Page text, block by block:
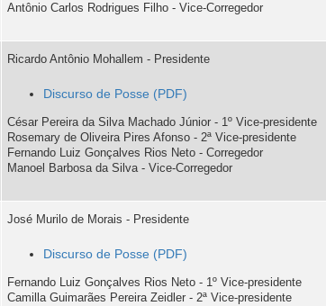
Antônio Carlos Rodrigues Filho - Vice-Corregedor
Ricardo Antônio Mohallem - Presidente
Discurso de Posse
César Pereira da Silva Machado Júnior - 1º Vice-presidente
Rosemary de Oliveira Pires Afonso - 2ª Vice-presidente
Fernando Luiz Gonçalves Rios Neto - Corregedor
Manoel Barbosa da Silva - Vice-Corregedor
José Murilo de Morais - Presidente
Discurso de Posse
Fernando Luiz Gonçalves Rios Neto - 1º Vice-presidente
Camilla Guimarães Pereira Zeidler - 2ª Vice-presidente